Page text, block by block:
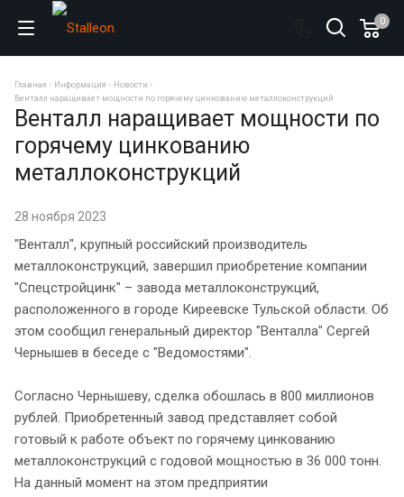
0
Главная Информация
Новости
Венталл наращивает мощности по горячему цинкованию металлоконструкций
Венталл наращивает мощности по
горячему цинкованию
металлоконструкций
28 ноября 2023
"Венталл", крупный российский производитель
металлоконструкций, завершил приобретение компании
"Спецстройцинк" – завода металлоконструкций,
расположенного в городе Киреевске Тульской области. Об
этом сообщил генеральный директор "Венталла" Сергей
Чернышев в беседе с "Ведомостями".
Согласно Чернышеву, сделка обошлась в 800 миллионов
рублей. Приобретенный завод представляет собой
готовый к работе объект по горячему цинкованию
металлоконструкций с годовой мощностью в 36 000 тонн.
На данный момент на этом предприятии